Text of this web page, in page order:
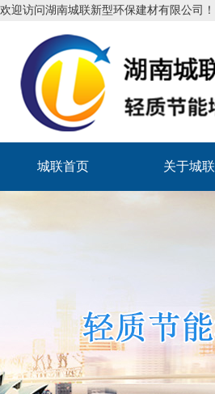
欢迎访问湖南城联新型环保建材有限公司！
城联首页 关于城联